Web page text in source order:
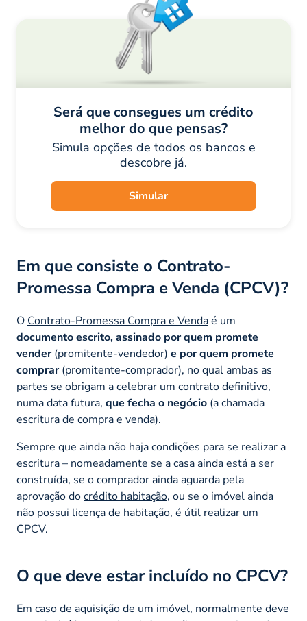
Será que consegues um crédito
melhor do que pensas?
Simula opções de todos os bancos e
descobre já.
Simular
Em que consiste o Contrato-
Promessa Compra e Venda (CPCV)?
O Contrato-Promessa Compra e Vendaé um
documento escrito, assinado por quem promete
vender(promitente-vendedor) e por quem promete
comprar(promitente-comprador), no qual ambas as
partes se obrigam a celebrar um contrato definitivo,
numa data futura, que fecha o negócio (a chamada
escritura de compra e venda).
Sempre que ainda não haja condições para se realizar a
escritura – nomeadamente se a casa ainda está a ser
construída, se o comprador ainda aguarda pela
aprovação docrédito habitação, ou se o imóvel ainda
não possui licença de habitação, é útil realizar um
CPCV.
O que deve estar incluído no CPCV?
Em caso de aquisição de um imóvel, normalmente deve